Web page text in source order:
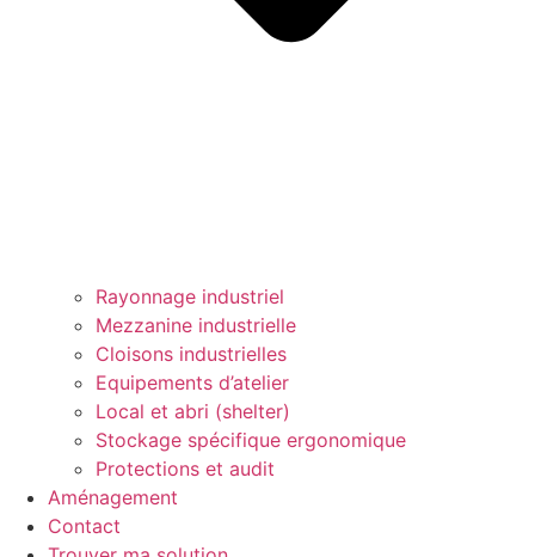
Rayonnage industriel
Mezzanine industrielle
Cloisons industrielles
Equipements d’atelier
Local et abri (shelter)
Stockage spécifique ergonomique
Protections et audit
Aménagement
Contact